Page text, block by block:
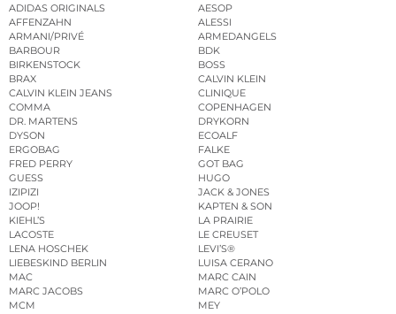
ADIDAS ORIGINALS
AESOP
AFFENZAHN
ALESSI
ARMANI/PRIVÉ
ARMEDANGELS
BARBOUR
BDK
BIRKENSTOCK
BOSS
BRAX
CALVIN KLEIN
CALVIN KLEIN JEANS
CLINIQUE
COMMA
COPENHAGEN
DR. MARTENS
DRYKORN
DYSON
ECOALF
ERGOBAG
FALKE
FRED PERRY
GOT BAG
GUESS
HUGO
IZIPIZI
JACK & JONES
JOOP!
KAPTEN & SON
KIEHL’S
LA PRAIRIE
LACOSTE
LE CREUSET
LENA HOSCHEK
LEVI’S®
LIEBESKIND BERLIN
LUISA CERANO
MAC
MARC CAIN
MARC JACOBS
MARC O’POLO
MCM
MEY